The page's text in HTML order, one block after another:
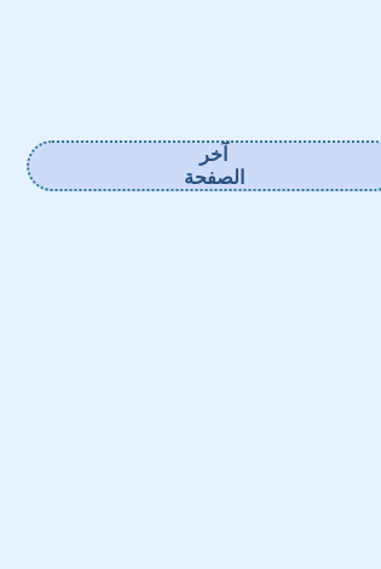
آخر
الصفحة